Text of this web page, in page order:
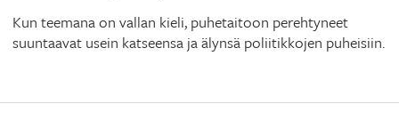
Kun teemana on vallan kieli, puhetaitoon perehtyneet
suuntaavat usein katseensa ja älynsä poliitikkojen puheisiin.